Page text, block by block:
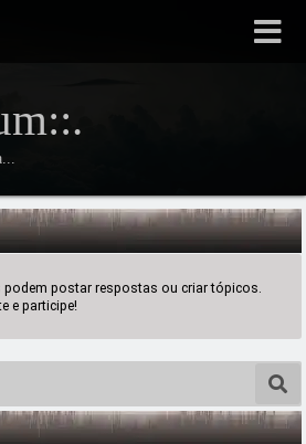
postar respostas ou criar tópicos.
e participe!